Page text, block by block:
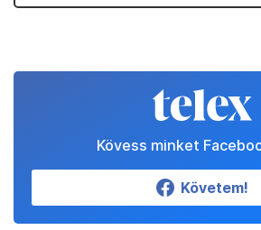
Kövess minket
Követem!